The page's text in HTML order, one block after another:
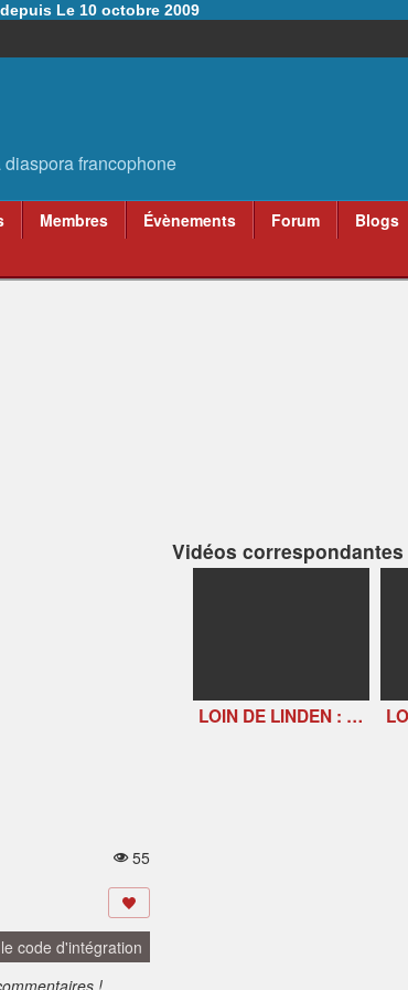
Le 10 octobre 2009
Membres Évènements Forum Blogs
u
s:
55
code d'intégration
!
Vidéos correspondantes
LOIN DE LINDEN : Veronika Mabardi / Giuseppe Lonobile